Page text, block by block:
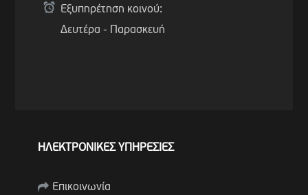
Εξυπηρέτηση κοινού:
Δευτέρα - Παρασκευή
ΗΛΕΚΤΡΟΝΙΚΕΣ ΥΠΗΡΕΣΙΕΣ
Επικοινωνία